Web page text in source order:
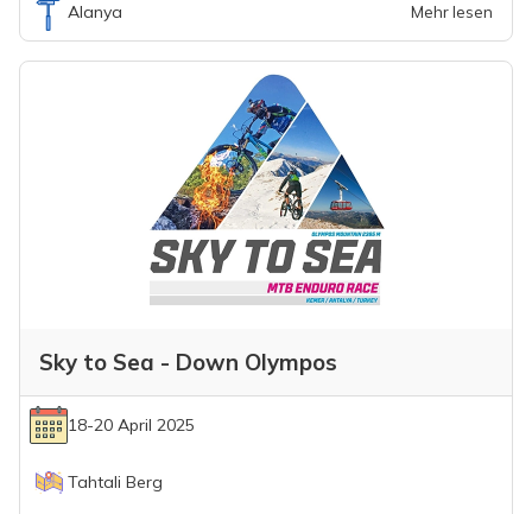
Alanya Mehr lesen
Sky to Sea - Down Olympos
18-20 April 2025
Tahtali Berg